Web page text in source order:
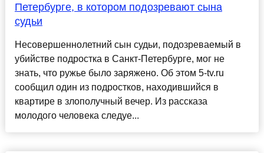
Петербурге, в котором подозревают сына
судьи
Несовершеннолетний сын судьи, подозреваемый в
убийстве подростка в Санкт-Петербурге, мог не
знать, что ружье было заряжено. Об этом 5-tv.ru
сообщил один из подростков, находившийся в
квартире в злополучный вечер. Из рассказа
молодого человека следуе...